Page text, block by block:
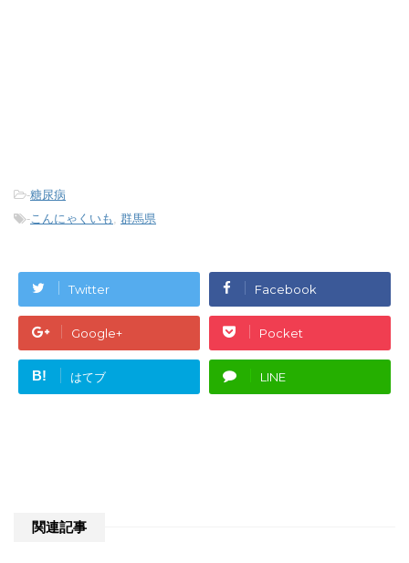
-糖尿病
-こんにゃくいも , 群馬県
Twitter Facebook
Google+ Pocket
B! はてブ LINE
関連記事